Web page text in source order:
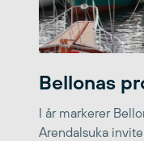
Bellonas
I år markerer
Arendalsuka